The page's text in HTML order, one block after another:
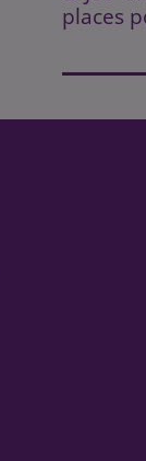
places